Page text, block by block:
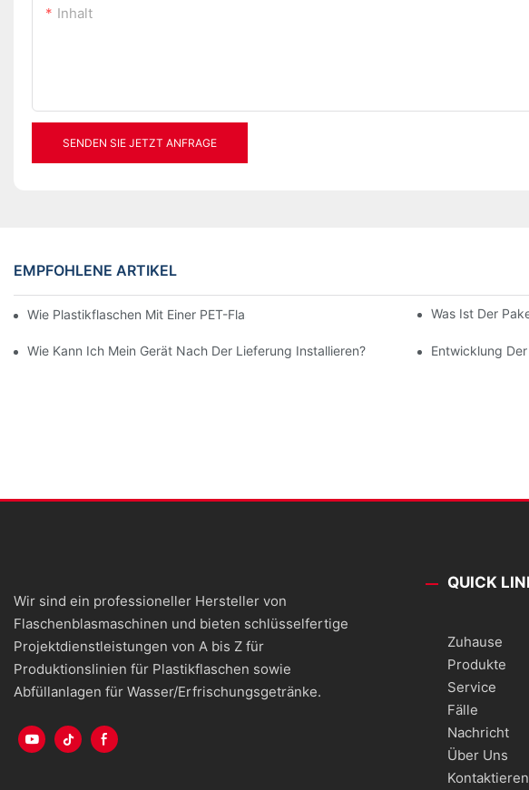
Inhalt
SENDEN SIE JETZT ANFRAGE
EMPFOHLENE ARTIKEL
Wie Plastikflaschen Mit Einer PET-Flaschenblasmaschine Hergestellt Werden
Was Ist Der
Wie Kann Ich Mein Gerät Nach Der Lieferung Installieren? Entwicklung
Wir sind ein professioneller Hersteller von
Flaschenblasmaschinen und bieten schlüsselfertige
Projektdienstleistungen von A bis Z für
Produktionslinien für Plastikflaschen sowie
Abfüllanlagen für Wasser/Erfrischungsgetränke.
QUICK
Zuhause
Produkte
Service
Fälle
Nachricht
Über Uns